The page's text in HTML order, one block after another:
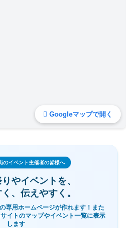
Googleマップで開く
のイベント主催者の皆様へ
やイベントを、
、伝えやすく。
専用ホームページが作れます！また
イトのマップやイベント一覧に表示
します